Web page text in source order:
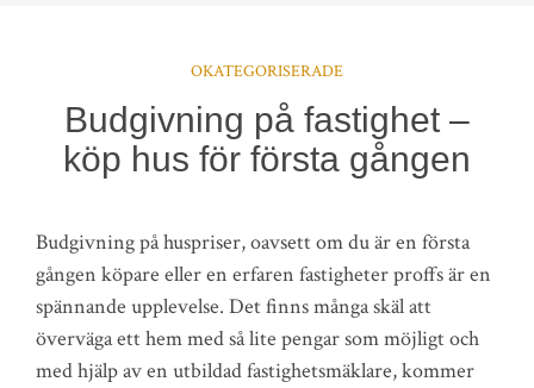
OKATEGORISERADE
Budgivning på fastighet –
köp hus för första gången
Budgivning på huspriser, oavsett om du är en första
gången köpare eller en erfaren fastigheter proffs är en
spännande upplevelse. Det finns många skäl att
överväga ett hem med så lite pengar som möjligt och
med hjälp av en utbildad fastighetsmäklare, kommer